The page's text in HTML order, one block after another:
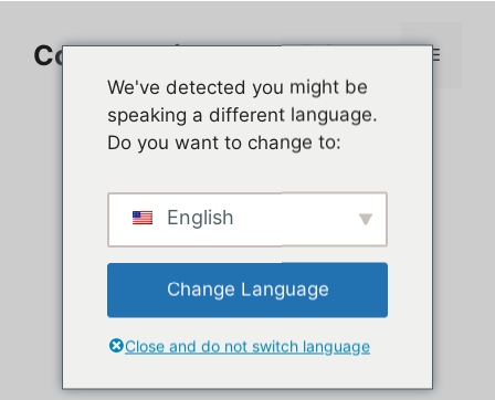
contenuComment jouer sur PC Menu
We've detected you might be
speaking a different language.
Do you want to change to:
English
Change Language
Close and do not switch language